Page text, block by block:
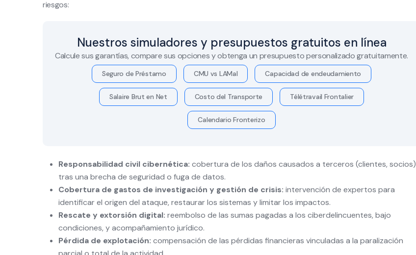
riesgos:
Nuestros simuladores y presupuestos gratuitos en línea
Calcule sus garantías, compare sus opciones y obtenga un presupuesto personalizado gratuitamente.
Seguro de Préstamo CMU vs LAMal Capacidad de endeudamiento
Salaire Brut en Net Costo del Transporte Télétravail Frontalier
Calendario Fronterizo
Responsabilidad civil cibernética: cobertura de los daños causados a terceros (clientes, socios)
tras una brecha de seguridad o fuga de datos.
Cobertura de gastos de investigación y gestión de crisis: intervención de expertos para
identificar el origen del ataque, restaurar los sistemas y limitar los impactos.
Rescate y extorsión digital: reembolso de las sumas pagadas a los ciberdelincuentes, bajo
condiciones, y acompañamiento jurídico.
Pérdida de explotación: compensación de las pérdidas financieras vinculadas a la paralización